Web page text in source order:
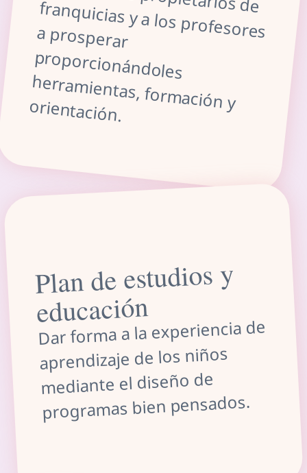
orientación.
Plan de estudios y
educación
Dar forma a la experiencia de
aprendizaje de los niños
mediante el diseño de
programas bien pensados.